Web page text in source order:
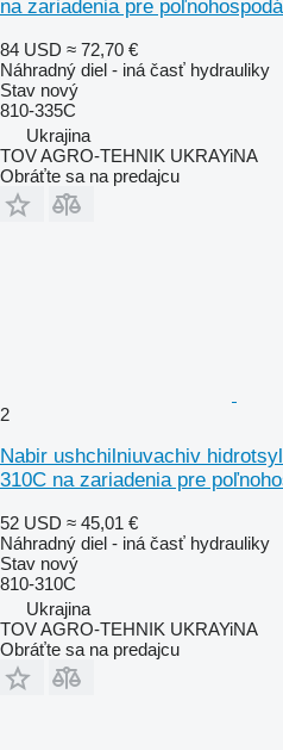
na zariadenia pre
84 USD ≈ 72,70 €
Náhradný diel - iná časť hydrauliky
Stav nový
810-335C
Ukrajina
TOV AGRO-TEHNIK UKRAYiNA
Obráťte sa na predajcu
2
Nabir ushchilniuvachiv
310C na zariadenia pre
52 USD ≈ 45,01 €
Náhradný diel - iná časť hydrauliky
Stav nový
810-310C
Ukrajina
TOV AGRO-TEHNIK UKRAYiNA
Obráťte sa na predajcu